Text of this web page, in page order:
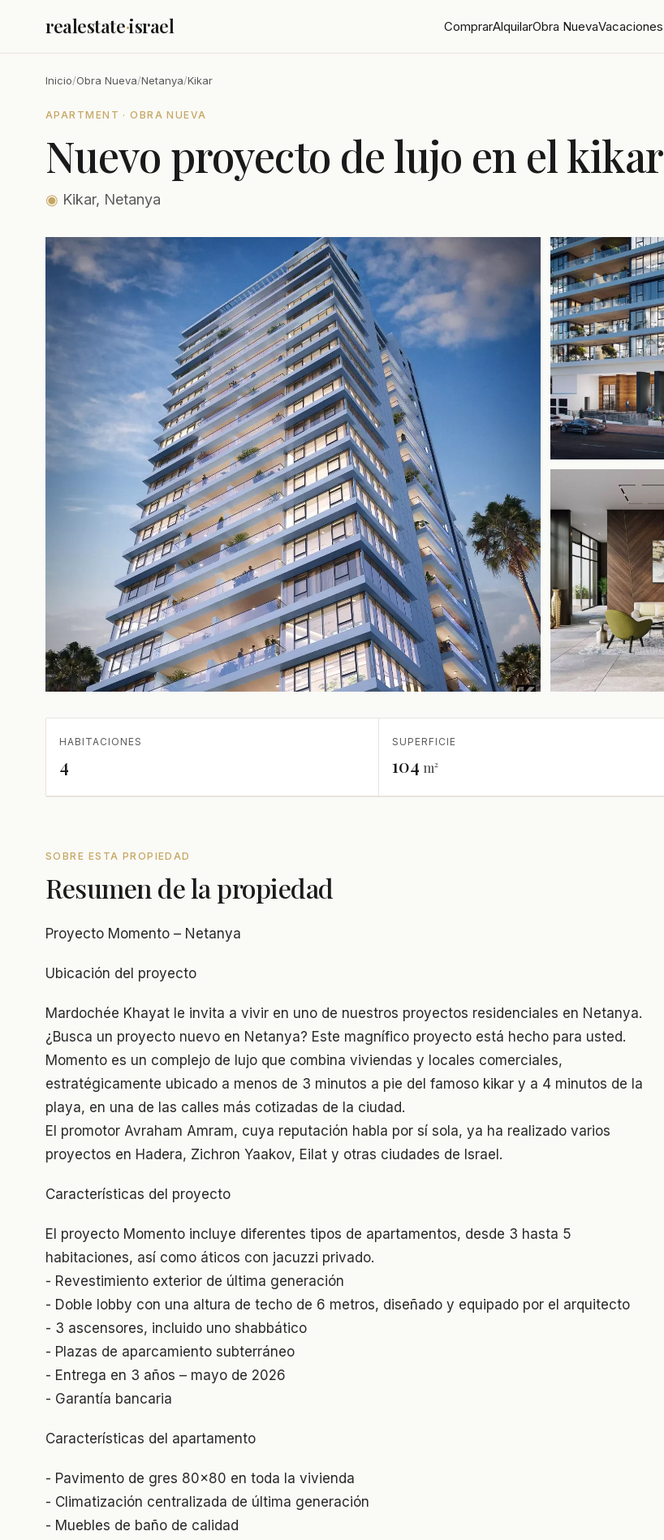
realestate·israel ComprarAlquilarObra NuevaVacaciones
Inicio/Obra Nueva/Netanya/Kikar
APARTMENT · OBRA NUEVA
Nuevo proyecto de lujo en el kikar
◉ Kikar, Netanya
HABITACIONES
4
SUPERFICIE
104 m²
SOBRE ESTA PROPIEDAD
Resumen de la propiedad
Proyecto Momento – Netanya
Ubicación del proyecto
Mardochée Khayat le invita a vivir en uno de nuestros proyectos residenciales en Netanya.
¿Busca un proyecto nuevo en Netanya? Este magnífico proyecto está hecho para usted.
Momento es un complejo de lujo que combina viviendas y locales comerciales,
estratégicamente ubicado a menos de 3 minutos a pie del famoso kikar y a 4 minutos de la
playa, en una de las calles más cotizadas de la ciudad.
El promotor Avraham Amram, cuya reputación habla por sí sola, ya ha realizado varios
proyectos en Hadera, Zichron Yaakov, Eilat y otras ciudades de Israel.
Características del proyecto
El proyecto Momento incluye diferentes tipos de apartamentos, desde 3 hasta 5
habitaciones, así como áticos con jacuzzi privado.
- Revestimiento exterior de última generación
- Doble lobby con una altura de techo de 6 metros, diseñado y equipado por el arquitecto
- 3 ascensores, incluido uno shabbático
- Plazas de aparcamiento subterráneo
- Entrega en 3 años – mayo de 2026
- Garantía bancaria
Características del apartamento
- Pavimento de gres 80x80 en toda la vivienda
- Climatización centralizada de última generación
- Muebles de baño de calidad